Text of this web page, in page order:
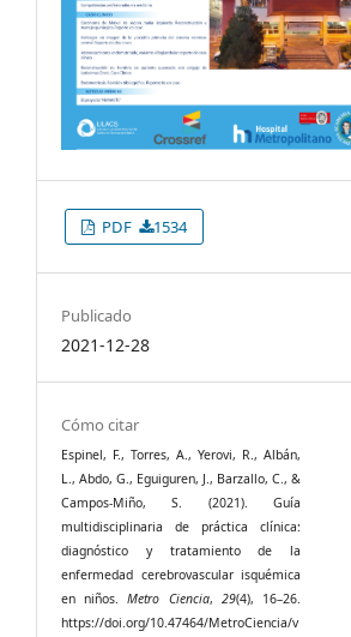
PDF 1534
Publicado
2021-12-28
Cómo citar
Espinel, F., Torres, A., Yerovi, R., Albán,
L., Abdo, G., Eguiguren, J., Barzallo, C., &
Campos-Miño, S. (2021). Guía
multidisciplinaria de práctica clínica:
diagnóstico y tratamiento de la
enfermedad cerebrovascular isquémica
en niños.Metro Ciencia, 29(4), 16–26.
https://doi.org/10.47464/MetroCiencia/v